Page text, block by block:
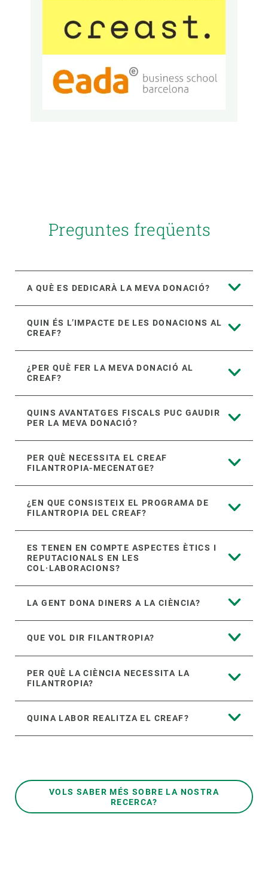
Preguntes freqüents
A QUÈ ES DEDICARÀ LA MEVA DONACIÓ?
QUIN ÉS L’IMPACTE DE LES DONACIONS AL
CREAF?
¿PER QUÈ FER LA MEVA DONACIÓ AL
CREAF?
QUINS AVANTATGES FISCALS PUC GAUDIR
PER LA MEVA DONACIÓ?
PER QUÈ NECESSITA EL CREAF
FILANTROPIA-MECENATGE?
¿EN QUE CONSISTEIX EL PROGRAMA DE
FILANTROPIA DEL CREAF?
ES TENEN EN COMPTE ASPECTES ÈTICS I
REPUTACIONALS EN LES
COL·LABORACIONS?
LA GENT DONA DINERS A LA CIÈNCIA?
QUE VOL DIR FILANTROPIA?
PER QUÈ LA CIÈNCIA NECESSITA LA
FILANTROPIA?
QUINA LABOR REALITZA EL CREAF?
VOLS SABER MÉS SOBRE LA NOSTRA
RECERCA?